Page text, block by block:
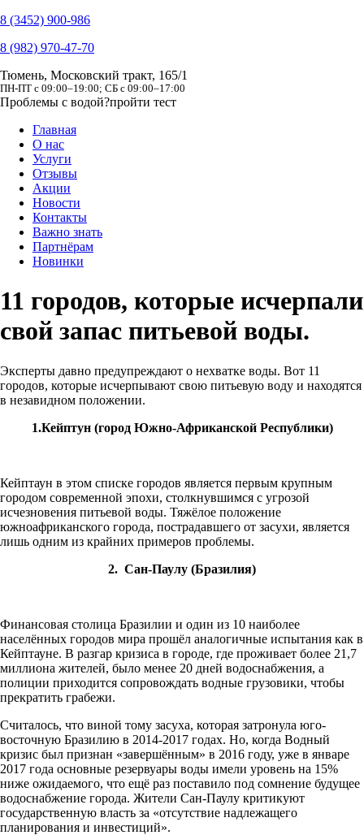
8 (3452) 900-986
8 (982) 970-47-70
Тюмень, Московский тракт, 165/1
ПН-ПТ с 09:00–19:00; СБ с 09:00–17:00
Проблемы с водой?пройти тест
Главная
О нас
Услуги
Отзывы
Акции
Новости
Контакты
Важно знать
Партнёрам
Новинки
11 городов, которые исчерпали
свой запас питьевой воды.
Эксперты давно предупреждают о нехватке воды. Вот 11
городов, которые исчерпывают свою питьевую воду и находятся
в незавидном положении.
1.Кейптун (город Южно-Африканской Республики)
Кейптаун в этом списке городов является первым крупным
городом современной эпохи, столкнувшимся с угрозой
исчезновения питьевой воды. Тяжёлое положение
южноафриканского города, пострадавшего от засухи, является
лишь одним из крайних примеров проблемы.
2. Сан-Паулу (Бразилия)
Финансовая столица Бразилии и один из 10 наиболее
населённых городов мира прошёл аналогичные испытания как в
Кейптауне. В разгар кризиса в городе, где проживает более 21,7
миллиона жителей, было менее 20 дней водоснабжения, а
полиции приходится сопровождать водные грузовики, чтобы
прекратить грабежи.
Считалось, что виной тому засуха, которая затронула юго-
восточную Бразилию в 2014-2017 годах. Но, когда Водный
кризис был признан «завершённым» в 2016 году, уже в январе
2017 года основные резервуары воды имели уровень на 15%
ниже ожидаемого, что ещё раз поставило под сомнение будущее
водоснабжение города. Жители Сан-Паулу критикуют
государственную власть за «отсутствие надлежащего
планирования и инвестиций».